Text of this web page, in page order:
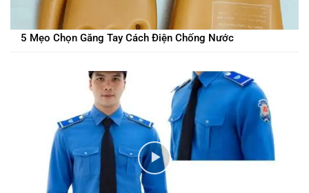
5 Mẹo Chọn Găng Tay Cách Điện Chống Nước